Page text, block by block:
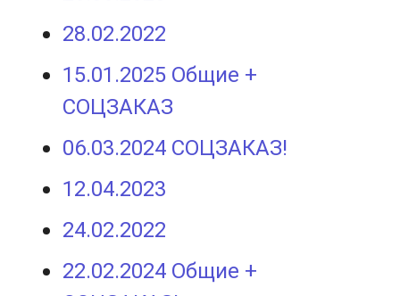
28.02.2022
15.01.2025 Общие +
СОЦЗАКАЗ
06.03.2024 СОЦЗАКАЗ!
12.04.2023
24.02.2022
​22.02.2024 Общие +